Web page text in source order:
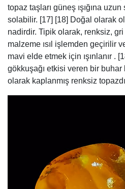
topaz taşları güneş ışığına
solabilir. [17] [18] Doğal olarak
nadirdir. Tipik olarak, renksiz,
malzeme ısıl işlemden geçirilir
mavi elde etmek için ışınlanır .
gökkuşağı etkisi veren bir
olarak kaplanmış renksiz